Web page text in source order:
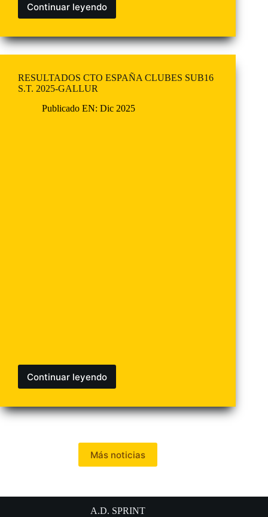
Continuar leyendo
RESULTADOS CTO ESPAÑA CLUBES SUB16
S.T. 2025-GALLUR
Publicado EN: Dic 2025
Continuar leyendo
Más noticias
A.D. SPRINT